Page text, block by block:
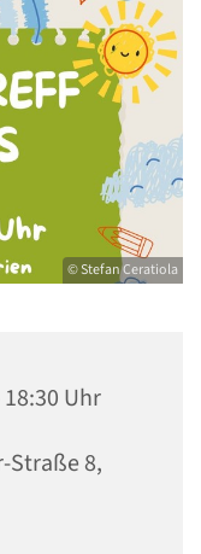
© Stefan Ceratiola
Uhr
Straße 8,